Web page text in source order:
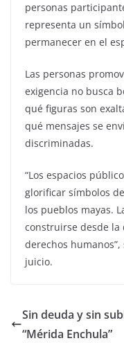
personas
representa un
permanecer en el
Las personas
exigencia no busca
qué figuras son
qué mensajes se
discriminadas.
“Los espacios
glorificar símbolos
los pueblos mayas.
construirse desde
derechos
juicio.
Sin deuda y sin
“Mérida Enchula”